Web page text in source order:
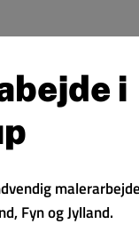
i
Fyn og Jylland.